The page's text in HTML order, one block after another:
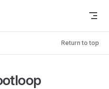
Return to top